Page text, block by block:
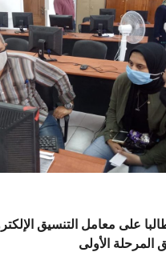
2306 طالبا على معامل التنسيق
الأولى